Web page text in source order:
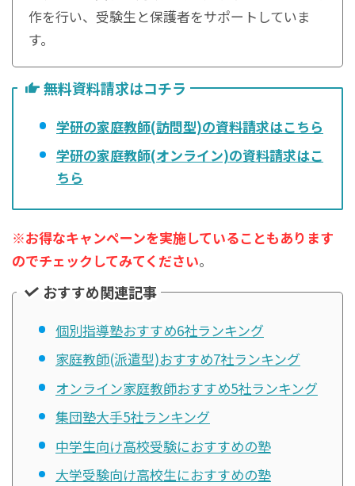
作を行い、受験生と保護者をサポートしていま
す。
無料資料請求はコチラ
学研の家庭教師(訪問型)の資料請求はこちら
学研の家庭教師(オンライン)の資料請求はこ
ちら
※お得なキャンペーンを実施していることもあります
のでチェックしてみてください。
おすすめ関連記事
個別指導塾おすすめ6社ランキング
家庭教師(派遣型)おすすめ7社ランキング
オンライン家庭教師おすすめ5社ランキング
集団塾大手5社ランキング
中学生向け高校受験におすすめの塾
大学受験向け高校生におすすめの塾